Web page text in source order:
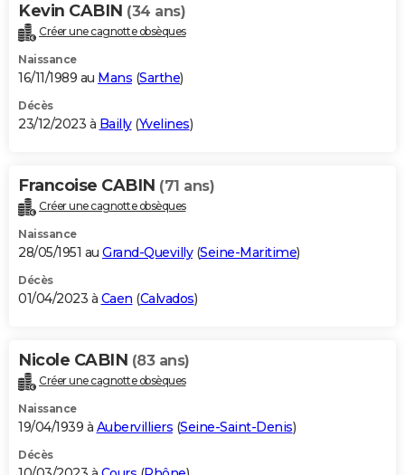
Kevin CABIN (34 ans)
Créer une cagnotte obsèques
Naissance
16/11/1989 au Mans (Sarthe)
Décès
23/12/2023 à Bailly(Yvelines)
Francoise CABIN (71 ans)
Créer une cagnotte obsèques
Naissance
28/05/1951 au Grand-Quevilly(Seine-Maritime)
Décès
01/04/2023 à Caen (Calvados)
Nicole CABIN (83 ans)
Créer une cagnotte obsèques
Naissance
19/04/1939 à Aubervilliers (Seine-Saint-Denis)
Décès